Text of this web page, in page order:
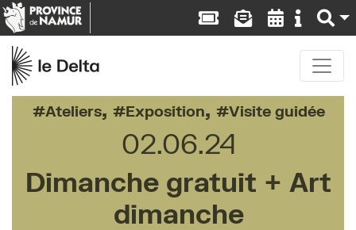
Ateliers, Exposition, Visite guidée
02.06.24
Dimanche gratuit + Art
dimanche